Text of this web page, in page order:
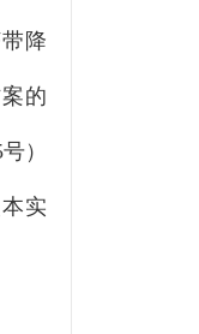
降
的
）
实